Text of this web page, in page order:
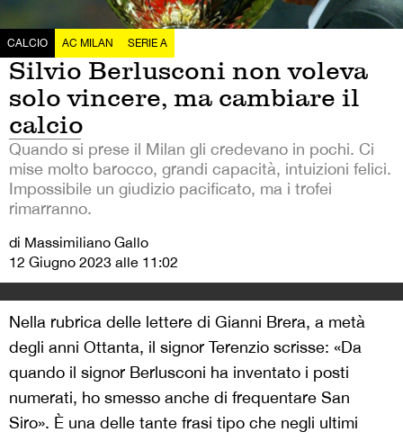
CALCIO AC MILAN SERIE A
Silvio Berlusconi non voleva
solo vincere, ma cambiare il
calcio
Quando si prese il Milan gli credevano in pochi. Ci
mise molto barocco, grandi capacità, intuizioni felici.
Impossibile un giudizio pacificato, ma i trofei
rimarranno.
di Massimiliano Gallo
12 Giugno 2023 alle 11:02
Nella rubrica delle lettere di Gianni Brera, a metà
degli anni Ottanta, il signor Terenzio scrisse: «Da
quando il signor Berlusconi ha inventato i posti
numerati, ho smesso anche di frequentare San
Siro». È una delle tante frasi tipo che negli ultimi